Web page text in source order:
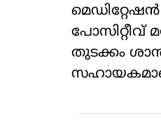
പോസിറ്റീവ്
തുടക്കം